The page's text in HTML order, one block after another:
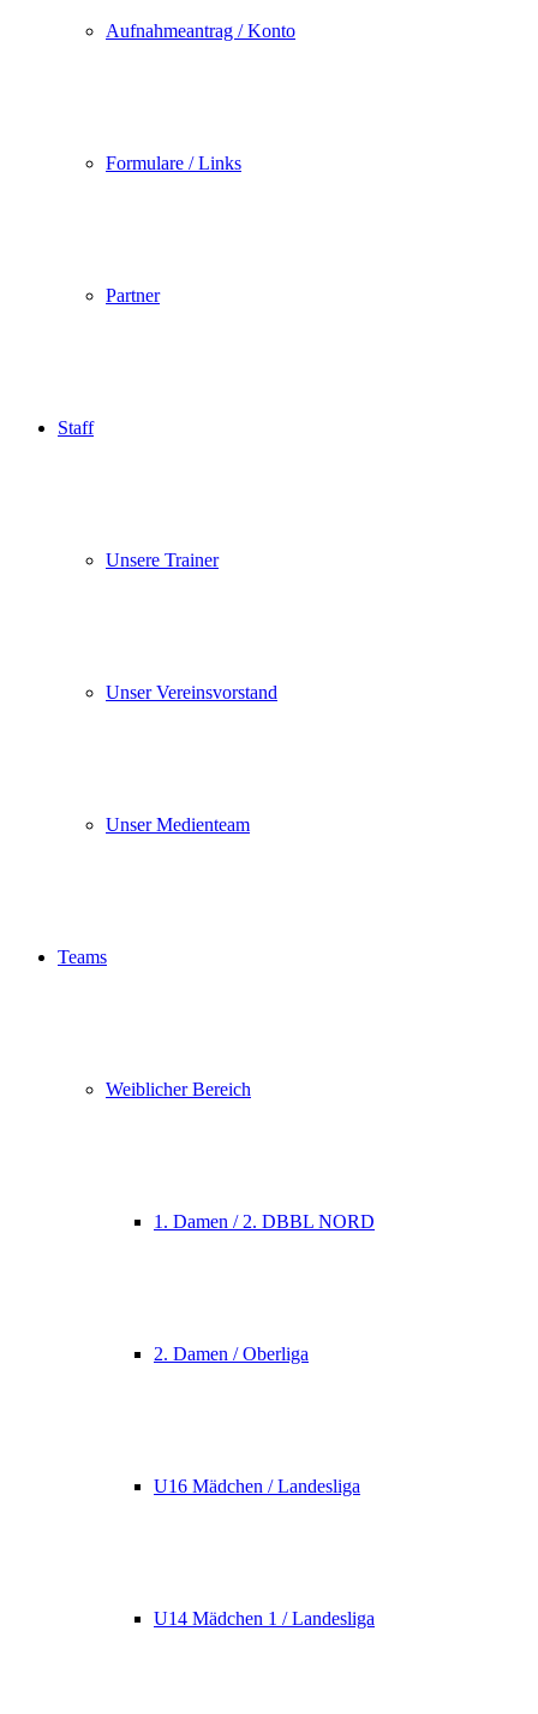
Aufnahmeantrag / Konto
Formulare / Links
Partner
Staff
Unsere Trainer
Unser Vereinsvorstand
Unser Medienteam
Teams
Weiblicher Bereich
1. Damen / 2. DBBL NORD
2. Damen / Oberliga
U16 Mädchen / Landesliga
U14 Mädchen 1 / Landesliga